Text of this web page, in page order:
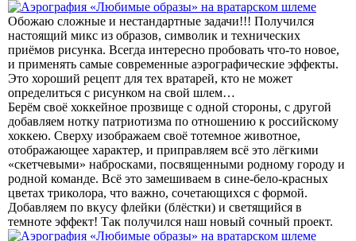
Обожаю сложные и нестандартные задачи!!! Получился
настоящий микс из образов, символик и технических
приёмов рисунка. Всегда интересно пробовать что-то новое,
и применять самые современные аэрографические эффекты.
Это хороший рецепт для тех вратарей, кто не может
определиться с рисунком на свой шлем…
Берём своё хоккейное прозвище с одной стороны, с другой
добавляем нотку патриотизма по отношению к российскому
хоккею. Сверху изображаем своё тотемное животное,
отображающее характер, и приправляем всё это лёгкими
«скетчевыми» набросками, посвященными родному городу и
родной команде. Всё это замешиваем в сине-бело-красных
цветах триколора, что важно, сочетающихся с формой.
Добавляем по вкусу флейки (блёстки) и светящийся в
темноте эффект! Так получился наш новый сочный проект.